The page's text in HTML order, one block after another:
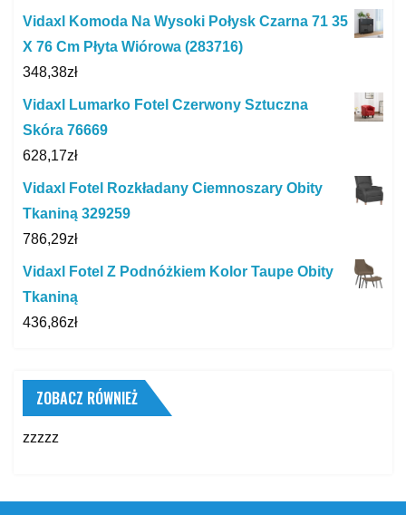
Vidaxl Komoda Na Wysoki Połysk Czarna 71 35
X 76 Cm Płyta Wiórowa (283716)
348,38zł
Vidaxl Lumarko Fotel Czerwony Sztuczna
Skóra 76669
628,17zł
Vidaxl Fotel Rozkładany Ciemnoszary Obity
Tkaniną 329259
786,29zł
Vidaxl Fotel Z Podnóżkiem Kolor Taupe Obity
Tkaniną
436,86zł
ZOBACZ RÓWNIEŻ
zzzzz